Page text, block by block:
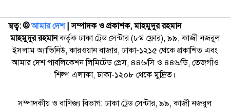
স্বত্ব: ©️আমার দেশ| সম্পাদক ও প্রকাশক, মাহমুদুর রহমান
মাহমুদুর রহমানকর্তৃক ঢাকা ট্রেড সেন্টার (৮ম ফ্লোর), ৯৯, কাজী নজরুল
ইসলাম অ্যাভিনিউ, কারওয়ান বাজার, ঢাকা-১২১৫ থেকে প্রকাশিত এবং
আমার দেশ পাবলিকেশন লিমিটেড প্রেস, ৪৪৬/সি ও ৪৪৬/ডি, তেজগাঁও
শিল্প এলাকা, ঢাকা-১২০৮ থেকে মুদ্রিত।
সম্পাদকীয় ও বাণিজ্য বিভাগ: ঢাকা ট্রেড সেন্টার, ৯৯, কাজী নজরুল